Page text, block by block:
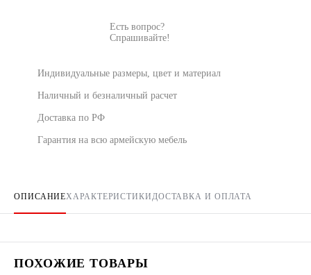
Есть вопрос?
Спрашивайте!
Индивидуальные размеры, цвет и материал
Наличный и безналичный расчет
Доставка по РФ
Гарантия на всю армейскую мебель
ОПИСАНИЕХАРАКТЕРИСТИКИДОСТАВКА И ОПЛАТА
ПОХОЖИЕ ТОВАРЫ